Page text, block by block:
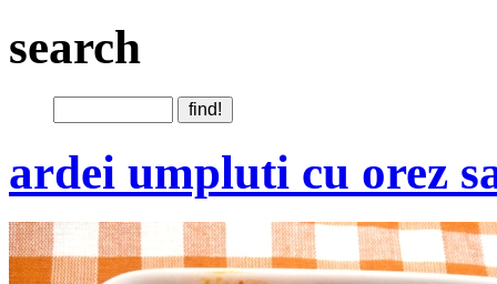
search
ardei umpluti cu orez